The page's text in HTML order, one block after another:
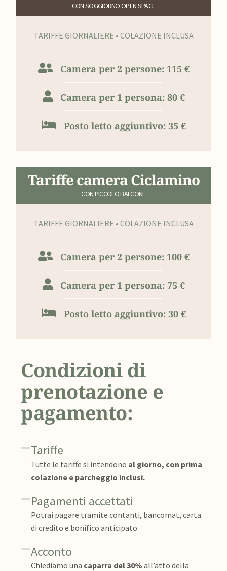
CON SOGGIORNO OPEN SPACE
TARIFFE GIORNALIERE • COLAZIONE INCLUSA
Camera per 2 persone: 115 €
Camera per 1 persona: 80 €
Posto letto aggiuntivo: 35 €
Tariffe camera Ciclamino
CON PICCOLO BALCONE
TARIFFE GIORNALIERE • COLAZIONE INCLUSA
Camera per 2 persone: 100 €
Camera per 1 persona: 75 €
Posto letto aggiuntivo: 30 €
Condizioni di
prenotazione e
pagamento:
Tariffe
Tutte le tariffe si intendono al giorno, con prima
colazione e parcheggio inclusi.
Pagamenti accettati
Potrai pagare tramite contanti, bancomat, carta
di credito e bonifico anticipato.
Acconto
Chiediamo una caparra del 30% all’atto della